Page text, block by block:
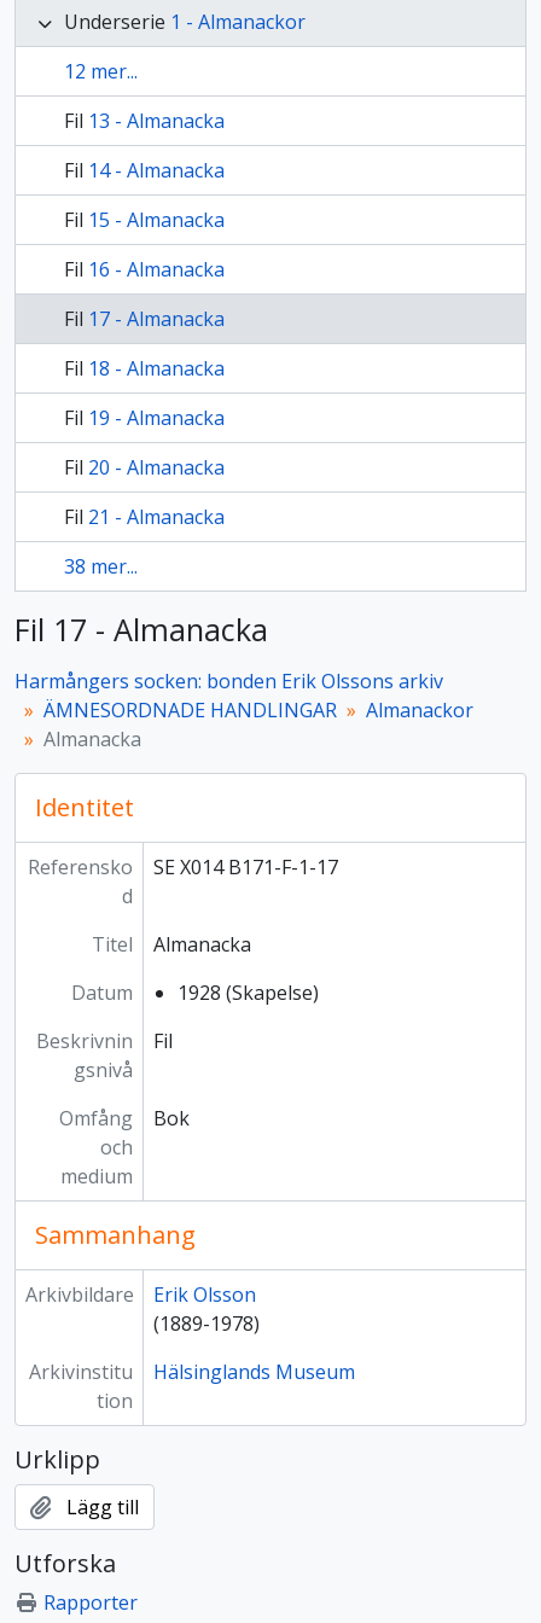
Underserie 1 - Almanackor
12 mer...
Fil 13 - Almanacka
Fil 14 - Almanacka
Fil 15 - Almanacka
Fil 16 - Almanacka
Fil 17 - Almanacka
Fil 18 - Almanacka
Fil 19 - Almanacka
Fil 20 - Almanacka
Fil 21 - Almanacka
38 mer...
Fil 17 - Almanacka
Harmångers socken: bonden Erik Olssons arkiv
ÄMNESORDNADE HANDLINGAR
Almanackor
Almanacka
Identitet
Referensko
d
SE X014 B171-F-1-17
Titel
Almanacka
Datum
1928 (Skapelse)
Beskrivnin
gsnivå
Fil
Omfång
och
medium
Bok
Sammanhang
Arkivbildare
Erik Olsson
(1889-1978)
Arkivinstitu
tion
Hälsinglands Museum
Urklipp
Lägg till
Utforska
Rapporter